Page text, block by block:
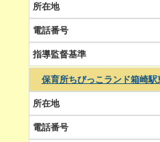
保育所ちびっこランド箱崎駅